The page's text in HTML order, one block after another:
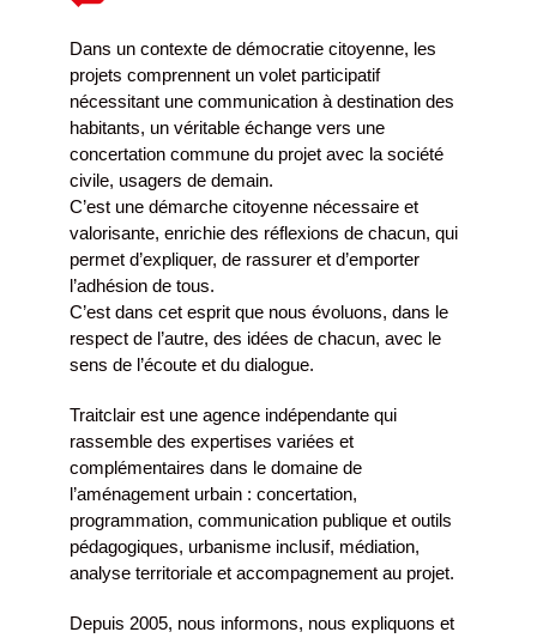
Dans un contexte de démocratie citoyenne, les
projets comprennent un volet participatif
nécessitant une communication à destination des
habitants, un véritable échange vers une
concertation commune du projet avec la société
civile, usagers de demain.
C’est une démarche citoyenne nécessaire et
valorisante, enrichie des réflexions de chacun, qui
permet d’expliquer, de rassurer et d’emporter
l’adhésion de tous.
C’est dans cet esprit que nous évoluons, dans le
respect de l’autre, des idées de chacun, avec le
sens de l’écoute et du dialogue.
Traitclair est une agence indépendante qui
rassemble des expertises variées et
complémentaires dans le domaine de
l’aménagement urbain : concertation,
programmation, communication publique et outils
pédagogiques, urbanisme inclusif, médiation,
analyse territoriale et accompagnement au projet.
Depuis 2005, nous informons, nous expliquons et